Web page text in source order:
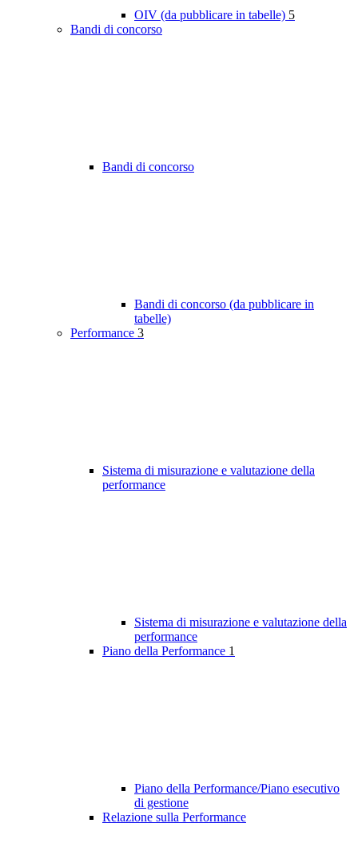
OIV (da pubblicare in tabelle) 5
Bandi di concorso
Bandi di concorso
Bandi di concorso (da pubblicare in
tabelle)
Performance 3
Sistema di misurazione e valutazione della
performance
Sistema di misurazione e valutazione della
performance
Piano della Performance 1
Piano della Performance/Piano esecutivo
di gestione
Relazione sulla Performance